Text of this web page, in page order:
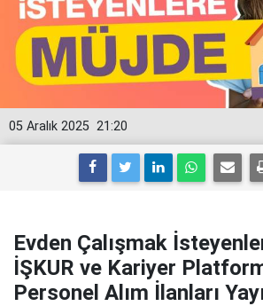
21:20
05 Aralık 2025
Evden Çalışmak
İŞKUR ve Kariyer
Personel Alım İlanları